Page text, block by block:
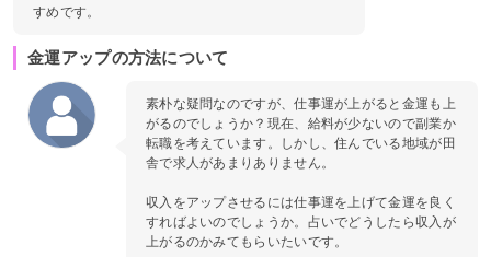
すめです。
金運アップの方法について
素朴な疑問なのですが、仕事運が上がると金運も上
がるのでしょうか？現在、給料が少ないので副業か
転職を考えています。しかし、住んでいる地域が田
舎で求人があまりありません。
収入をアップさせるには仕事運を上げて金運を良く
すればよいのでしょうか。占いでどうしたら収入が
上がるのかみてもらいたいです。